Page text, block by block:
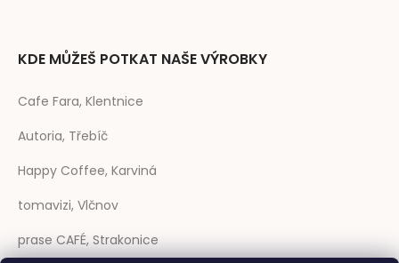
KDE MŮŽEŠ POTKAT NAŠE VÝROBKY
Cafe Fara, Klentnice
Autoria, Třebíč
Happy Coffee, Karviná
tomavizi, Vlčnov
prase CAFÉ, Strakonice